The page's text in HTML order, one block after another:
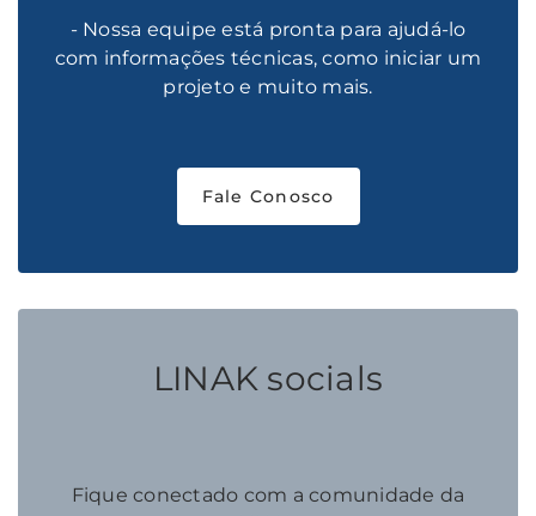
- Nossa equipe está pronta para ajudá-lo
com informações técnicas, como iniciar um
projeto e muito mais.
Fale Conosco
LINAK socials
Fique conectado com a comunidade da